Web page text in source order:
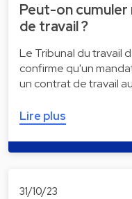
Peut-on
de travail ?
Le Tribunal du travail
confirme qu'un
un contrat de travail
Lire plus
31/10/23